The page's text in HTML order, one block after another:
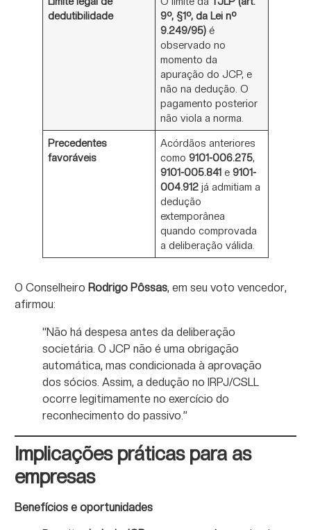
dedutibilidade
9º, §1º, da Lei nº
9.249/95) é
observado no
momento da
apuração do JCP, e
não na dedução. O
pagamento posterior
não viola a norma.
Precedentes
favoráveis
Acórdãos anteriores
como9101-006.275,
9101-005.841 e9101-
004.912 já admitiam a
dedução
extemporânea
quando comprovada
a deliberação válida.
O Conselheiro Rodrigo Pôssas, em seu voto vencedor,
afirmou:
“Não há despesa antes da deliberação
societária. O JCP não é uma obrigação
automática, mas condicionada à aprovação
dos sócios. Assim, a dedução no IRPJ/CSLL
ocorre legitimamente no exercício do
reconhecimento do passivo.”
Implicações práticas para as
empresas
Benefícios e oportunidades